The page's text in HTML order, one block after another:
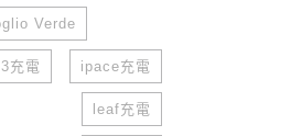
Verde
充電 ipace充電
leaf充電